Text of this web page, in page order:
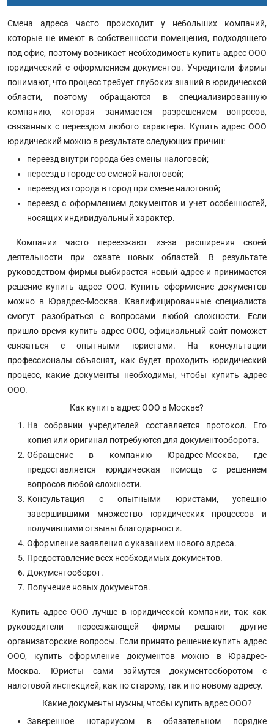
Смена адреса часто происходит у небольших компаний,
которые не имеют в собственности помещения, подходящего
под офис, поэтому возникает необходимость купить адрес ООО
юридический с оформлением документов. Учредители фирмы
понимают, что процесс требует глубоких знаний в юридической
области, поэтому обращаются в специализированную
компанию, которая занимается разрешением вопросов,
связанных с переездом любого характера. Купить адрес ООО
юридический можно в результате следующих причин:
переезд внутри города без смены налоговой;
переезд в городе со сменой налоговой;
переезд из города в город при смене налоговой;
переезд с оформлением документов и учет особенностей,
носящих индивидуальный характер.
Компании часто переезжают из-за расширения своей
деятельности при охвате новых областей. В результате
руководством фирмы выбирается новый адрес и принимается
решение купить адрес ООО. Купить оформление документов
можно в Юрадрес-Москва. Квалифицированные специалиста
смогут разобраться с вопросами любой сложности. Если
пришло время купить адрес ООО, официальный сайт поможет
связаться с опытными юристами. На консультации
профессионалы объяснят, как будет проходить юридический
процесс, какие документы необходимы, чтобы купить адрес
ООО.
Как купить адрес ООО в Москве?
На собрании учредителей составляется протокол. Его
копия или оригинал потребуются для документооборота.
Обращение в компанию Юрадрес-Москва, где
предоставляется юридическая помощь с решением
вопросов любой сложности.
Консультация с опытными юристами, успешно
завершившими множество юридических процессов и
получившими отзывы благодарности.
Оформление заявления с указанием нового адреса.
Предоставление всех необходимых документов.
Документооборот.
Получение новых документов.
Купить адрес ООО лучше в юридической компании, так как
руководители переезжающей фирмы решают другие
организаторские вопросы. Если принято решение купить адрес
ООО, купить оформление документов можно в Юрадрес-
Москва. Юристы сами займутся документооборотом с
налоговой инспекцией, как по старому, так и по новому адресу.
Какие документы нужны, чтобы купить адрес ООО?
Заверенное нотариусом в обязательном порядке